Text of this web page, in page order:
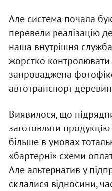
Але система почала
перевели реалізацію
наша внутрішня
жорстко контролювати
запроваджена
автотранспорт
Виявилося, що
заготовляти
більше в умовах
«бартерні» схеми
Але альтернатив у
склалися відносини,